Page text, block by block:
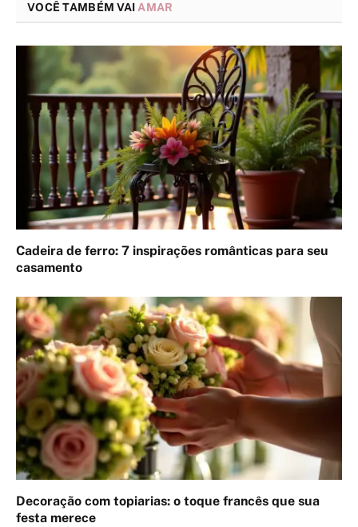
VOCÊ TAMBÉM VAIAMAR
Cadeira de ferro: 7 inspirações românticas para seu
casamento
Decoração com topiarias: o toque francês que sua
festa merece